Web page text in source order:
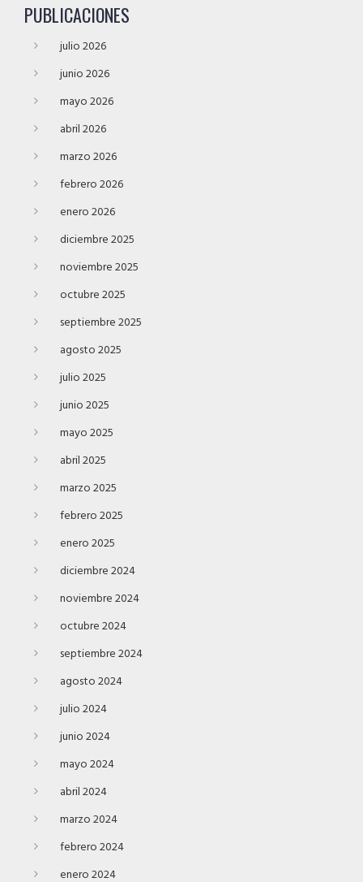
PUBLICACIONES
julio 2026
junio 2026
mayo 2026
abril 2026
marzo 2026
febrero 2026
enero 2026
diciembre 2025
noviembre 2025
octubre 2025
septiembre 2025
agosto 2025
julio 2025
junio 2025
mayo 2025
abril 2025
marzo 2025
febrero 2025
enero 2025
diciembre 2024
noviembre 2024
octubre 2024
septiembre 2024
agosto 2024
julio 2024
junio 2024
mayo 2024
abril 2024
marzo 2024
febrero 2024
enero 2024